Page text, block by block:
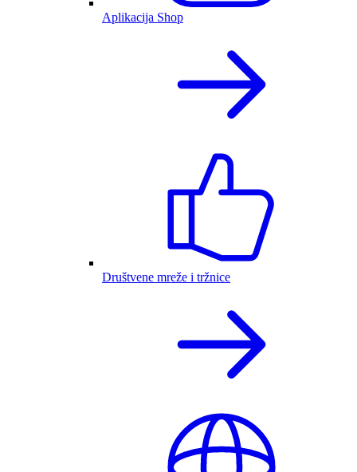
Aplikacija Shop
Društvene mreže i tržnice